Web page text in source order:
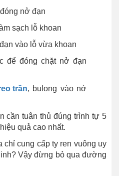
nở đạn
sạch lỗ khoan
vào lỗ vừa khoan
để đóng chặt nở đạn
trần, bulong vào nở
cần tuân thủ đúng trình tự 5
quả cao nhất.
chỉ cung cấp ty ren vuông uy
Vậy đừng bỏ qua đường